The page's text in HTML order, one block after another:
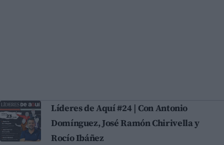
Líderes de Aquí #24 | Con Antonio
Domínguez, José Ramón Chirivella y
Rocío Ibáñez